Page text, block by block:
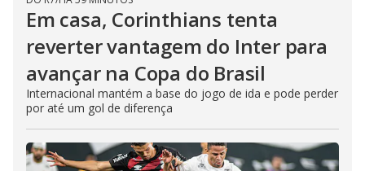
Em casa, Corinthians tenta
reverter vantagem do Inter para
avançar na Copa do Brasil
Internacional mantém a base do jogo de ida e pode perder
por até um gol de diferença